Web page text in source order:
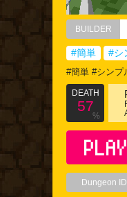
BUILDER
#簡単 #シ
#簡単 #シンプ
DEATH
57
%
PLAY
Dungeon ID